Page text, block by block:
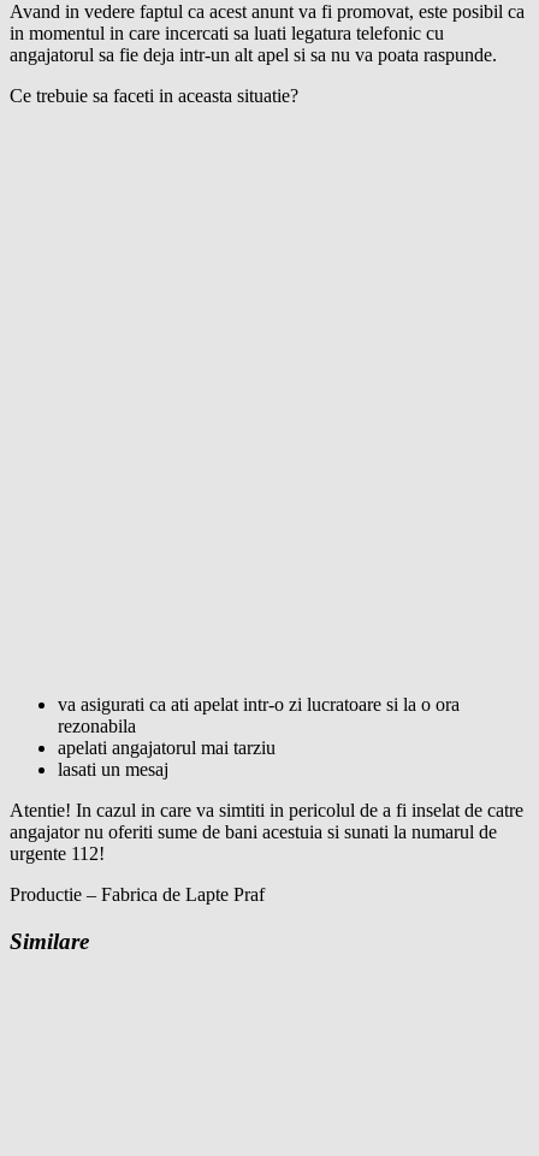
Avand in vedere faptul ca acest anunt va fi promovat, este posibil ca
in momentul in care incercati sa luati legatura telefonic cu
angajatorul sa fie deja intr-un alt apel si sa nu va poata raspunde.
Ce trebuie sa faceti in aceasta situatie?
va asigurati ca ati apelat intr-o zi lucratoare si la o ora
rezonabila
apelati angajatorul mai tarziu
lasati un mesaj
Atentie! In cazul in care va simtiti in pericolul de a fi inselat de catre
angajator nu oferiti sume de bani acestuia si sunati la numarul de
urgente 112!
Productie – Fabrica de Lapte Praf
Similare